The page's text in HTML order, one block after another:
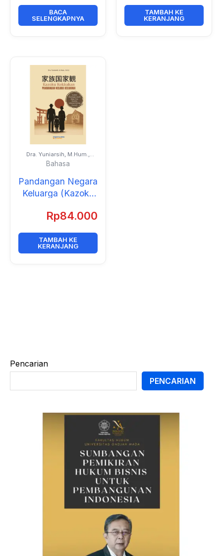
Pencarian
PENCARIAN
Indonesia
BACA
SELENGKAPNYA
TAMBAH KE
KERANJANG
Dra. Yuniarsih, M.Hum.,
M.Ed.
Bahasa
Pandangan Negara
Keluarga (Kazoku
家観): Analisis
Buku Teks Shũshin
Sebelum Perang
Rp84.000
TAMBAH KE
KERANJANG